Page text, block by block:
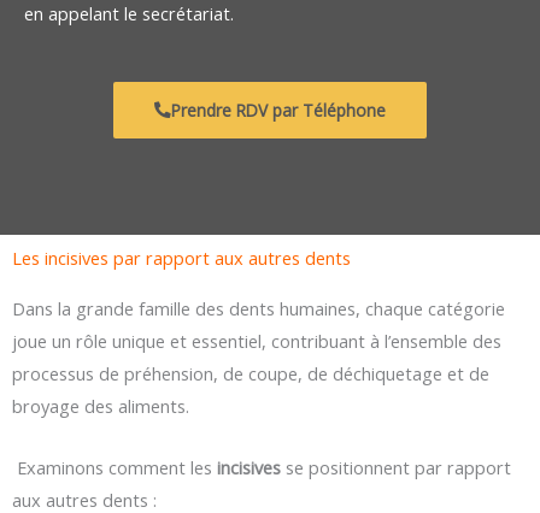
en appelant le secrétariat.
Prendre RDV par Téléphone
Les incisives par rapport aux autres dents
Dans la grande famille des dents humaines, chaque catégorie
joue un rôle unique et essentiel, contribuant à l’ensemble des
processus de préhension, de coupe, de déchiquetage et de
broyage des aliments.
Examinons comment les incisives se positionnent par rapport
aux autres dents :